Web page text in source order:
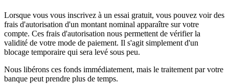
Lorsque vous vous inscrivez à un essai gratuit, vous pouvez voir des
frais d'autorisation d'un montant nominal apparaître sur votre
compte. Ces frais d'autorisation nous permettent de vérifier la
validité de votre mode de paiement. Il s'agit simplement d'un
blocage temporaire qui sera levé sous peu.
Nous libérons ces fonds immédiatement, mais le traitement par votre
banque peut prendre plus de temps.